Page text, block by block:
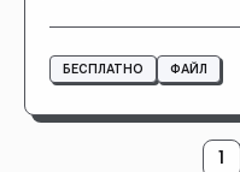
БЕСПЛАТНО ФАЙЛ